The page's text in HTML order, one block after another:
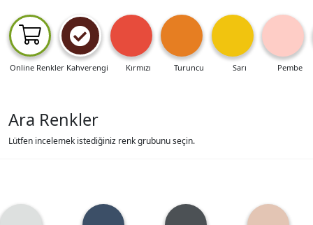
Online Renkler Kahverengi Kırmızı Turuncu Sarı Pembe
Ara Renkler
Lütfen incelemek istediğiniz renk grubunu seçin.